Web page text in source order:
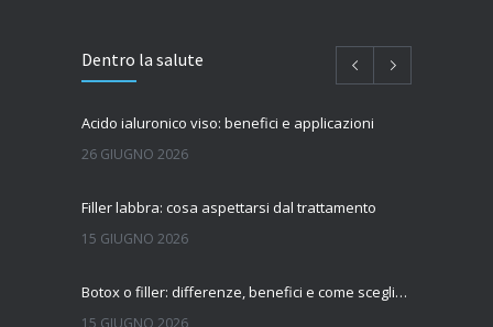
Dentro la salute
Acido ialuronico viso: benefici e applicazioni
26 GIUGNO 2026
Filler labbra: cosa aspettarsi dal trattamento
15 GIUGNO 2026
Botox o filler: differenze, benefici e come scegliere il trattamento più adatto
15 GIUGNO 2026